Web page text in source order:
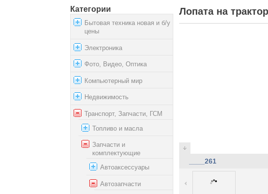
Категории
Бытовая техника новая и б/у
цены
Электроника
Фото, Видео, Оптика
Компьютерный мир
Недвижимость
Транспорт, Запчасти, ГСМ
Топливо и масла
Запчасти и
комплектующие
Автоаксессуары
Автозапчасти
Лопата на
____261